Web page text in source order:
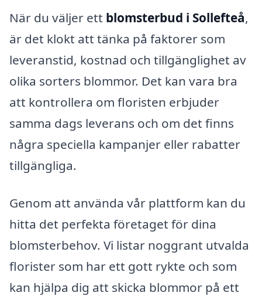
När du väljer ett blomsterbud i Sollefteå,
är det klokt att tänka på faktorer som
leveranstid, kostnad och tillgänglighet av
olika sorters blommor. Det kan vara bra
att kontrollera om floristen erbjuder
samma dags leverans och om det finns
några speciella kampanjer eller rabatter
tillgängliga.
Genom att använda vår plattform kan du
hitta det perfekta företaget för dina
blomsterbehov. Vi listar noggrant utvalda
florister som har ett gott rykte och som
kan hjälpa dig att skicka blommor på ett